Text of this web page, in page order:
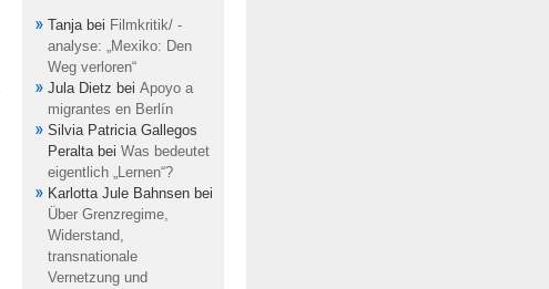
Tanjabei Filmkritik/ -
analyse: „Mexiko: Den
Weg verloren“
Jula Dietz bei Apoyo a
migrantes en Berlín
Silvia Patricia Gallegos
Peraltabei Was bedeutet
eigentlich „Lernen“?
Karlotta Jule Bahnsen bei
Über Grenzregime,
Widerstand,
transnationale
Vernetzung und